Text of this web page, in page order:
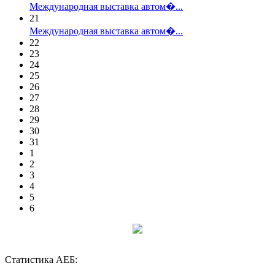
Международная выставка автом�...
21
Международная выставка автом�...
22
23
24
25
26
27
28
29
30
31
1
2
3
4
5
6
Статистика АЕБ: